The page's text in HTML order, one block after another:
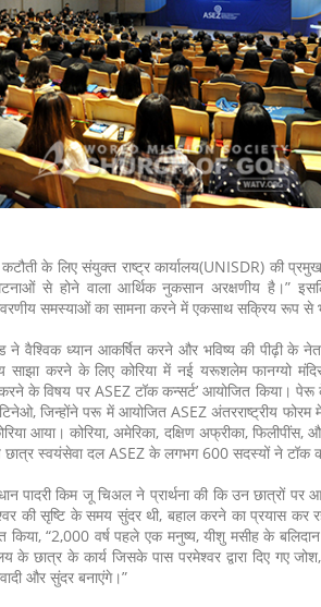
के लिए संयुक्त राष्ट्र कार्यालय(UNISDR) की प्रमुख,
से होने वाला आर्थिक नुकसान अरक्षणीय है।”
समस्याओं का सामना करने में एकसाथ सक्रिय रूप से
वैश्विक ध्यान आकर्षित करने और भविष्य की पीढ़ी के
साझा करने के लिए कोरिया में नई यरूशलेम फानग्यो
के विषय पर ASEZ टॉक कन्सर्ट’ आयोजित किया। पेरू
जिन्होंने परू में आयोजित ASEZ अंतरराष्ट्रीय फोरम
आया। कोरिया, अमेरिका, दक्षिण अफ्रीका,
छात्र स्वयंसेवा दल ASEZ के लगभग 600 सदस्यों ने टॉक
पादरी किम जू चिअल ने प्रार्थना की कि उन छात्रों पर
की सृष्टि के समय सुंदर थी, बहाल करने का प्रयास कर
किया, “2,000 वर्ष पहले एक मनुष्य, यीशु मसीह के बलिदान
के छात्र के कार्य जिसके पास परमेश्वर द्वारा दिए गए
और सुंदर बनाएंगे।”